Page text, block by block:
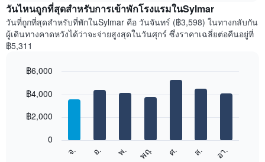
แสดง
ราคา
เฉลี่ย
ของ
ห้อง
ใน
เดือน
วันไหนถูกที่สุดสำหรับการเข้าพักโรงแรมในSylmar
วันที่ถูกที่สุดสำหรับที่พักในSylmar คือ วันจันทร์ (฿3,598) ในทางกลับกัน
ผู้เดินทางคาดหวังได้ว่าจะจ่ายสูงสุดในวันศุกร์ ซึ่งราคาเฉลี่ยต่อคืนอยู่ที่
฿5,311
chart
bars.
แผนภูมิ
graphic.
จ. อ. พ. พฤ. ศ. ส. อา.
0
฿2,000
฿4,000
฿6,000